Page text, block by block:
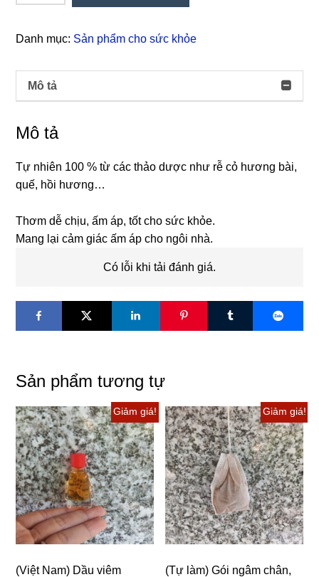
cây
hồi
hương
tự
100
mùi
thơm
cũng
thích,
nhớ
cảm
áp
yêu
thương
số
lượng
Danh mục: Sản phẩm cho sức khỏe
Mô tả
Mô tả
Tự nhiên 100 % từ các thảo dược như rễ cỏ hương bài,
quế, hồi hương…
Thơm dễ chịu, ấm áp, tốt cho sức khỏe.
Mang lại cảm giác ấm áp cho ngôi nhà.
Có lỗi khi tải đánh giá.
Sản phẩm tương tự
Giảm giá!
(Việt Nam) Dầu viêm
Giảm giá!
(Tự làm) Gói ngâm chân,